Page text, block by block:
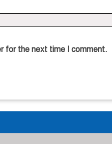
for the next time I comment.